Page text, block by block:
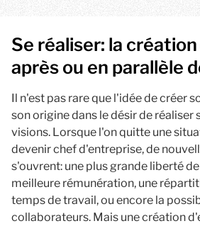
Se réaliser: la
après ou en parallèle
Il n'est pas rare que l'idée de créer
son origine dans le désir de réaliser
visions. Lorsque l'on quitte une
devenir chef d'entreprise, de
s'ouvrent: une plus grande liberté
meilleure rémunération, une
temps de travail, ou encore la
collaborateurs. Mais une création